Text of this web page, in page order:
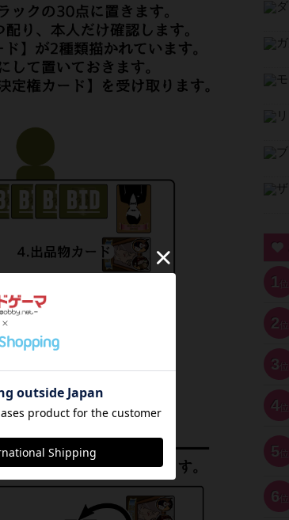
1 位
2 位
3 位
4位
5 位
6 位